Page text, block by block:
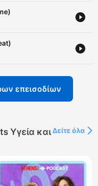
επεισοδίων
Υγεία καιΔείτε όλα